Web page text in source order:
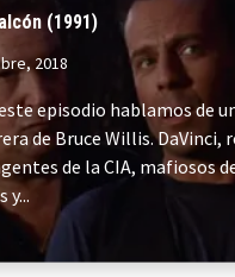
(1991)
2018
este episodio hablamos de
de Bruce Willis. DaVinci,
de la CIA, mafiosos
y...